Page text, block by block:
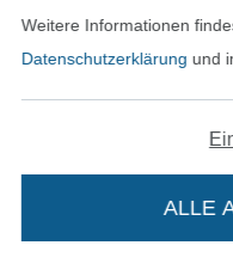
Alle
Die
bisherigen
Deutsch
Weitere Informationen
Datenschutzerklärung und
ALLE